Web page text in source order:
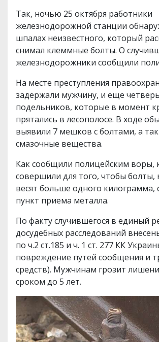
Так, ночью 25 октября работники
железнодорожной станции
шпалах неизвестного, который
снимал клеммные болты. О
железнодорожники сообщили
На месте преступления
задержали мужчину, и еще
подельников, которые в момент
прятались в лесополосе. В ходе
выявили 7 мешков с болтами, а
смазочные вещества.
Как сообщили полицейским воры,
совершили для того, чтобы болты,
весят больше одного килограмма,
пункт приема металла.
По факту случившегося в единый
досудебных расследований
по ч.2 ст.185 и ч. 1 ст. 277 КК
повреждение путей сообщения и
средств). Мужчинам грозит
сроком до 5 лет.